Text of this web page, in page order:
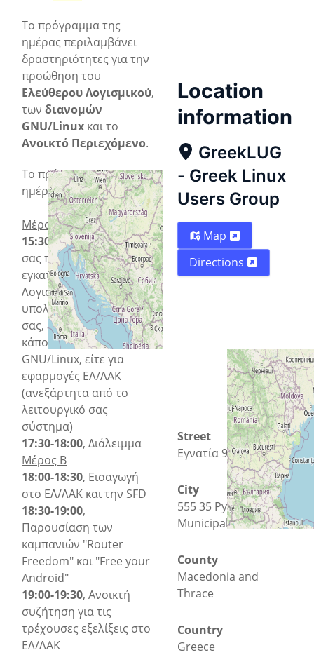
To πρόγραμμα της
ημέρας περιλαμβάνει
δραστηριότητες για την
προώθηση του
Ελεύθερου Λογισμικού,
των διανομών
GNU/Linux και το
Ανοικτό Περιεχόμενο.
To πρόγραμμα της
ημέρας:
Μέρος Α
15:30-17:30, Ιnstall fest,
σας περιμένουμε για
εγκατάσταση Ελεύθερου
Λογισμικού στον
υπολογιστή ή συσκευή
σας, είτε πρόκειται για
κάποια διανομή
GNU/Linux, είτε για
εφαρμογές ΕΛ/ΛΑΚ
(ανεξάρτητα από το
λειτουργικό σας
σύστημα)
17:30-18:00, Διάλειμμα
Μέρος Β
18:00-18:30, Εισαγωγή
στο ΕΛ/ΛΑΚ και την SFD
18:30-19:00,
Παρουσίαση των
καμπανιών "Router
Freedom" και "Free your
Android"
19:00-19:30, Ανοικτή
συζήτηση για τις
τρέχουσες εξελίξεις στο
ΕΛ/ΛΑΚ
Location
information
GreekLUG
- Greek Linux
Users Group
Map
Directions
Street
Εγνατία 96
City
555 35 Pylaia
Municipal Unit
County
Macedonia and
Thrace
Country
Greece